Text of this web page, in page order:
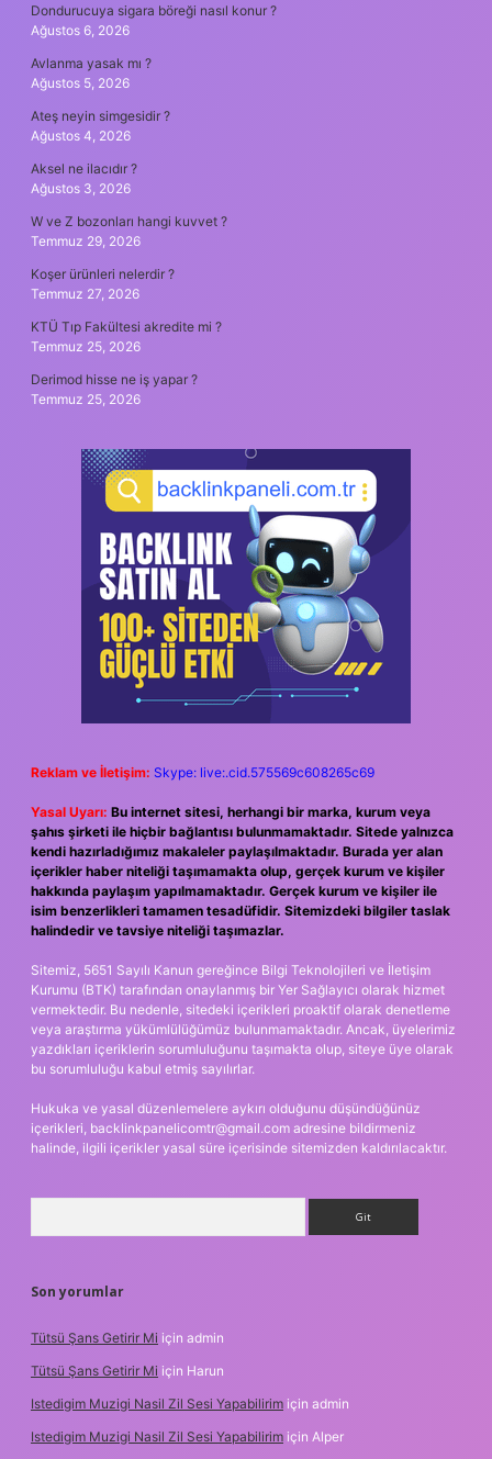
Dondurucuya sigara böreği nasıl konur ?
Ağustos 6, 2026
Avlanma yasak mı ?
Ağustos 5, 2026
Ateş neyin simgesidir ?
Ağustos 4, 2026
Aksel ne ilacıdır ?
Ağustos 3, 2026
W ve Z bozonları hangi kuvvet ?
Temmuz 29, 2026
Koşer ürünleri nelerdir ?
Temmuz 27, 2026
KTÜ Tıp Fakültesi akredite mi ?
Temmuz 25, 2026
Derimod hisse ne iş yapar ?
Temmuz 25, 2026
Reklam ve İletişim: Skype: live:.cid.575569c608265c69
Yasal Uyarı: Bu internet sitesi, herhangi bir marka, kurum veya
şahıs şirketi ile hiçbir bağlantısı bulunmamaktadır. Sitede yalnızca
kendi hazırladığımız makaleler paylaşılmaktadır. Burada yer alan
içerikler haber niteliği taşımamakta olup, gerçek kurum ve kişiler
hakkında paylaşım yapılmamaktadır. Gerçek kurum ve kişiler ile
isim benzerlikleri tamamen tesadüfidir. Sitemizdeki bilgiler taslak
halindedir ve tavsiye niteliği taşımazlar.
Sitemiz, 5651 Sayılı Kanun gereğince Bilgi Teknolojileri ve İletişim
Kurumu (BTK) tarafından onaylanmış bir Yer Sağlayıcı olarak hizmet
vermektedir. Bu nedenle, sitedeki içerikleri proaktif olarak denetleme
veya araştırma yükümlülüğümüz bulunmamaktadır. Ancak, üyelerimiz
yazdıkları içeriklerin sorumluluğunu taşımakta olup, siteye üye olarak
bu sorumluluğu kabul etmiş sayılırlar.
Hukuka ve yasal düzenlemelere aykırı olduğunu düşündüğünüz
içerikleri, backlinkpanelicomtr@gmail.com adresine bildirmeniz
halinde, ilgili içerikler yasal süre içerisinde sitemizden kaldırılacaktır.
Son yorumlar
Tütsü Şans Getirir Mi için admin
Tütsü Şans Getirir Mi için Harun
Istedigim Muzigi Nasil Zil Sesi Yapabilirim için admin
Istedigim Muzigi Nasil Zil Sesi Yapabilirim için Alper